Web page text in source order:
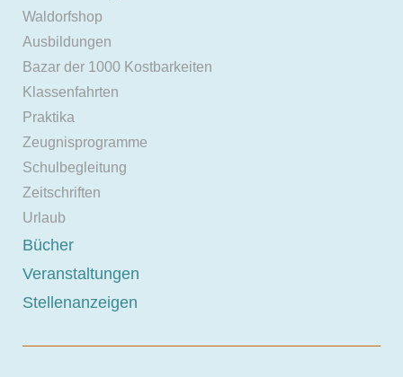
Waldorfshop
Ausbildungen
Bazar der 1000 Kostbarkeiten
Klassenfahrten
Praktika
Zeugnisprogramme
Schulbegleitung
Zeitschriften
Urlaub
Bücher
Veranstaltungen
Stellenanzeigen